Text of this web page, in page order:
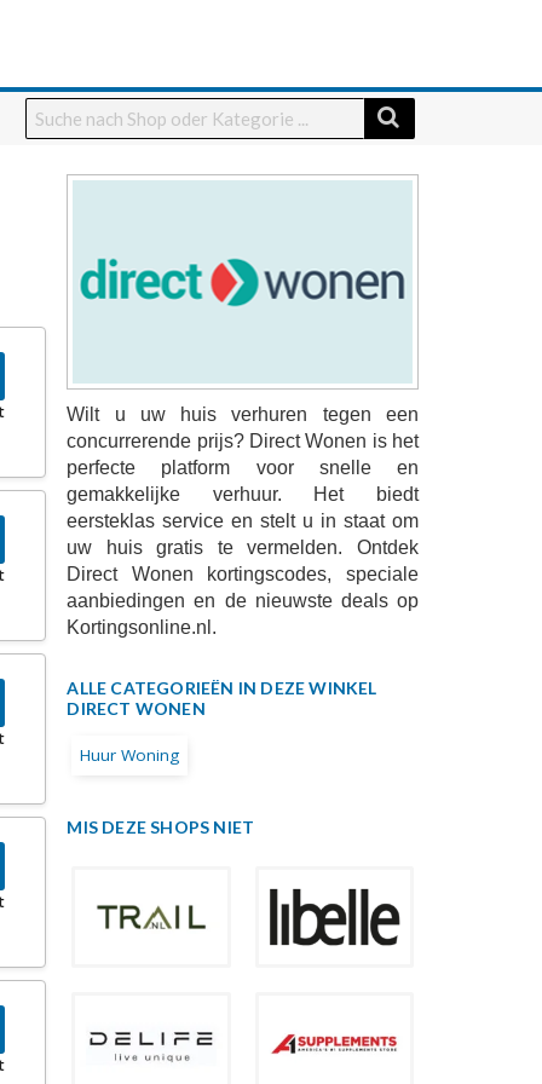
Wilt u uw huis verhuren tegen een
concurrerende prijs? Direct Wonen is het
perfecte platform voor snelle en
gemakkelijke verhuur. Het biedt
eersteklas service en stelt u in staat om
uw huis gratis te vermelden. Ontdek
Direct Wonen kortingscodes, speciale
aanbiedingen en de nieuwste deals op
Kortingsonline.nl.
ALLE CATEGORIEËN IN DEZE WINKEL
DIRECT WONEN
Huur Woning
MIS DEZE SHOPS NIET